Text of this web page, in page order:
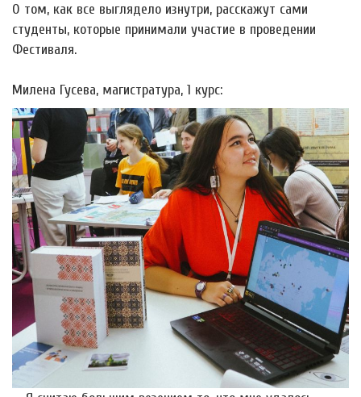
О том, как все выглядело изнутри, расскажут сами
студенты, которые принимали участие в проведении
Фестиваля.
Милена Гусева, магистратура, 1 курс: